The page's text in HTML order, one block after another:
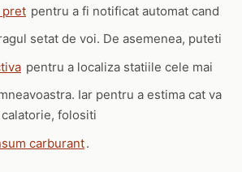
pret pentru a fi notificat automat cand
setat de voi. De asemenea, puteti
pentru a localiza statiile cele mai
Iar pentru a estima cat va
folositi
carburant.